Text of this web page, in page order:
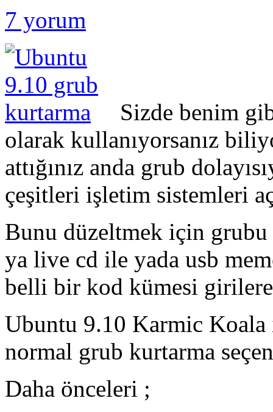
7 yorum
Sizde benim
olarak kullanıyorsanız
attığınız anda grub
çeşitleri işletim sistemleri
Bunu düzeltmek için
ya live cd ile yada usb
belli bir kod kümesi
Ubuntu 9.10 Karmic Koala
normal grub kurtarma
Daha önceleri ;